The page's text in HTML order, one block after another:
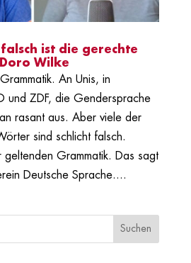
ist die gerechte
Wilke
An Unis, in
und ZDF, die Gendersprache
rasant aus. Aber viele der
sind schlicht falsch.
geltenden Grammatik. Das sagt
Deutsche Sprache....